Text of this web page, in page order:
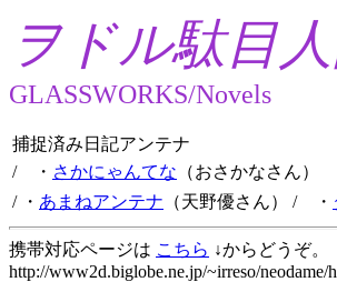
ヲドル駄目
GLASSWORKS/Novels
捕捉済み日記アンテナ
/ ・ さかにゃんてな （おさかなさん）
/ ・ あまねアンテナ （天野優さん） / ・
携帯対応ページは こちら ↓からどうぞ。
http://www2d.biglobe.ne.jp/~irreso/neodame/